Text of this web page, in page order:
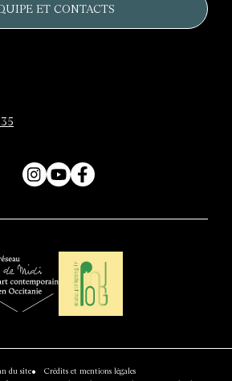
ET CONTACTS
Instagram
YouTubeFacebook
Pinkpong
du site
Crédits et mentions légales